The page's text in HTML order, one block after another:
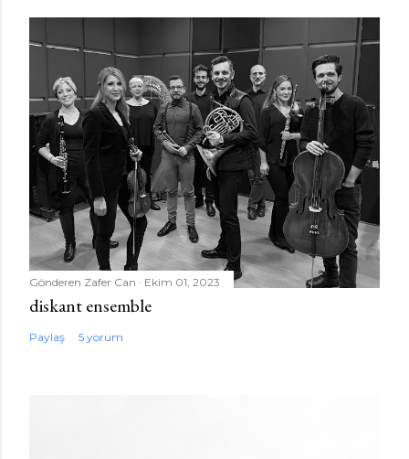
Gönderen Zafer Can Ekim 01, 2023
diskant ensemble
Paylaş 5 yorum